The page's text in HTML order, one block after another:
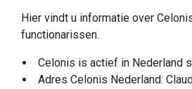
Hier vindt u informatie over
functionarissen.
Celonis is actief in Nederland
Adres Celonis Nederland: